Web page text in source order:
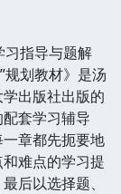
指导与题解
规划教材》是汤
出版社出版的
套学习辅导
章都先扼要地
难点的学习提
后以选择题、